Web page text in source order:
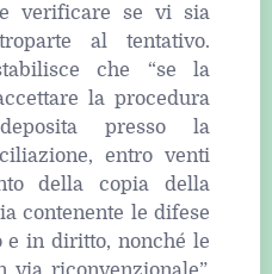
verificare se vi sia
al tentativo.
che “se la
la procedura
presso la
entro venti
della copia della
contenente le difese
e in diritto, nonché le